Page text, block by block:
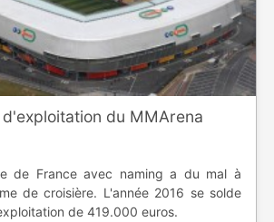
du MMArena
de France avec naming a du mal à
de croisière. L'année 2016 se solde
de 419.000 euros.